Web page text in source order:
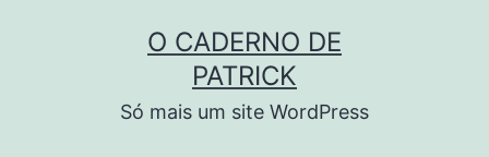
O CADERNO DE
PATRICK
Só mais um site WordPress